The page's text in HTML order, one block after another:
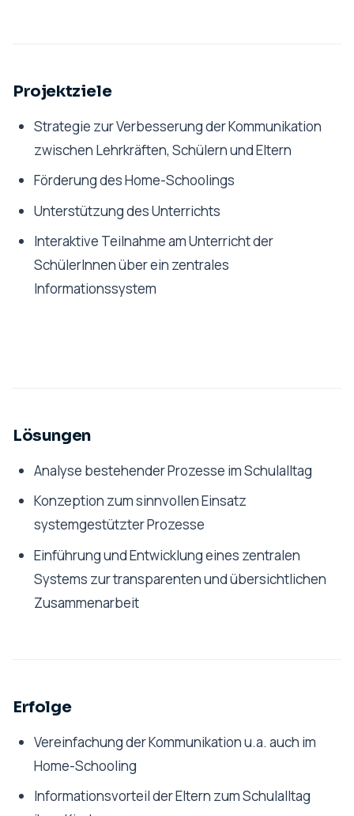
Projektziele
Strategie zur Verbesserung der Kommunikation
zwischen Lehrkräften, Schülern und Eltern
Förderung des Home-Schoolings
Unterstützung des Unterrichts
Interaktive Teilnahme am Unterricht der
SchülerInnen über ein zentrales
Informationssystem
Lösungen
Analyse bestehender Prozesse im Schulalltag
Konzeption zum sinnvollen Einsatz
systemgestützter Prozesse
Einführung und Entwicklung eines zentralen
Systems zur transparenten und übersichtlichen
Zusammenarbeit
Erfolge
Vereinfachung der Kommunikation u.a. auch im
Home-Schooling
Informationsvorteil der Eltern zum Schulalltag